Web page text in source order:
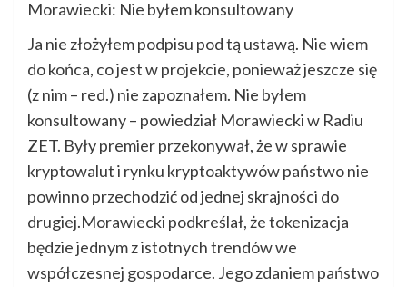
Morawiecki: Nie byłem konsultowany
Ja nie złożyłem podpisu pod tą ustawą. Nie wiem
do końca, co jest w projekcie, ponieważ jeszcze się
(z nim – red.) nie zapoznałem. Nie byłem
konsultowany – powiedział Morawiecki w Radiu
ZET. Były premier przekonywał, że w sprawie
kryptowalut i rynku kryptoaktywów państwo nie
powinno przechodzić od jednej skrajności do
drugiej.Morawiecki podkreślał, że tokenizacja
będzie jednym z istotnych trendów we
współczesnej gospodarce. Jego zdaniem państwo